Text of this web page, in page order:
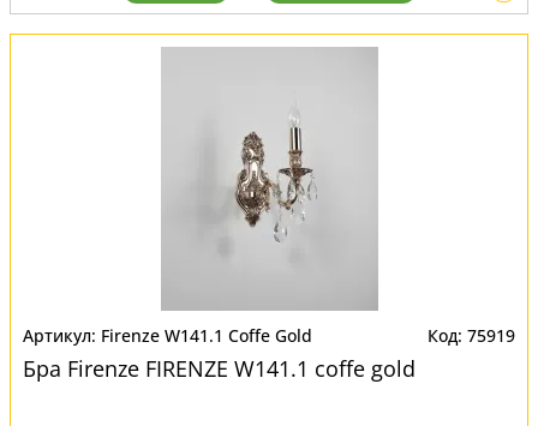
Вид:
Бра
Firenze W141.1 Coffe Gold 75919
Бра Firenze FIRENZE W141.1 coffe gold